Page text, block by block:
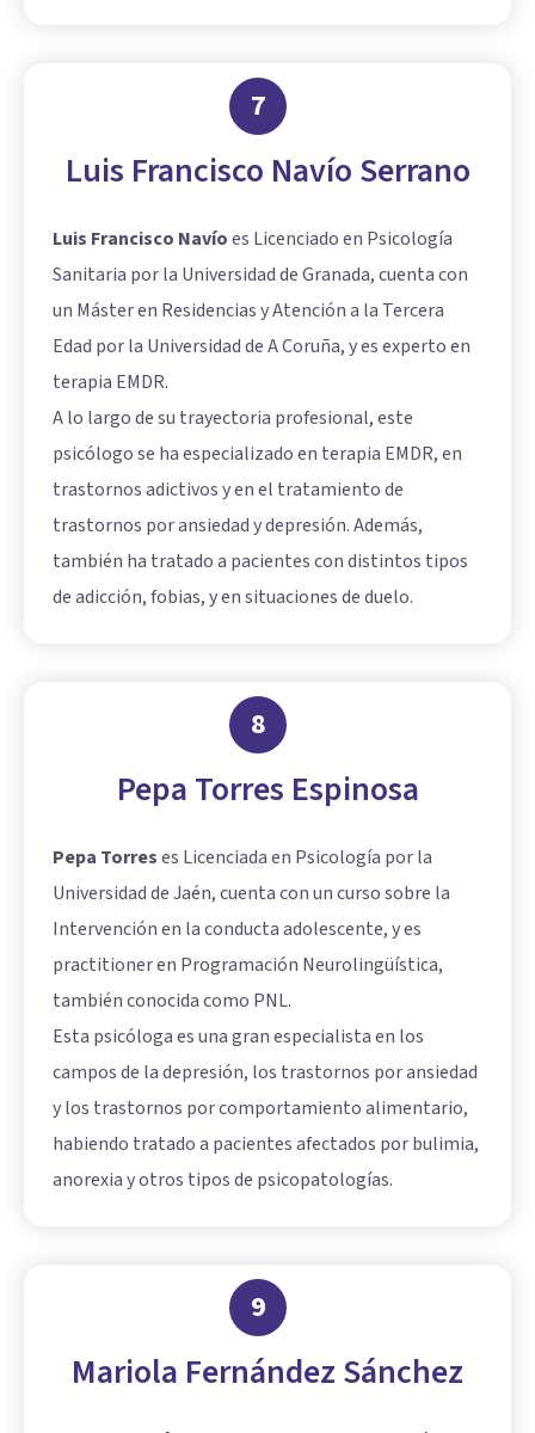
7
Luis Francisco Navío Serrano
Luis Francisco Navíoes Licenciado en Psicología
Sanitaria por la Universidad de Granada, cuenta con
un Máster en Residencias y Atención a la Tercera
Edad por la Universidad de A Coruña, y es experto en
terapia EMDR.
A lo largo de su trayectoria profesional, este
psicólogo se ha especializado en terapia EMDR, en
trastornos adictivos y en el tratamiento de
trastornos por ansiedad y depresión. Además,
también ha tratado a pacientes con distintos tipos
de adicción, fobias, y en situaciones de duelo.
8
Pepa Torres Espinosa
Pepa Torreses Licenciada en Psicología por la
Universidad de Jaén, cuenta con un curso sobre la
Intervención en la conducta adolescente, y es
practitioner en Programación Neurolingüística,
también conocida como PNL.
Esta psicóloga es una gran especialista en los
campos de la depresión, los trastornos por ansiedad
y los trastornos por comportamiento alimentario,
habiendo tratado a pacientes afectados por bulimia,
anorexia y otros tipos de psicopatologías.
9
Mariola Fernández Sánchez